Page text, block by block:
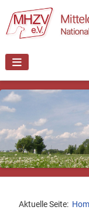
Aktuelle Seite: